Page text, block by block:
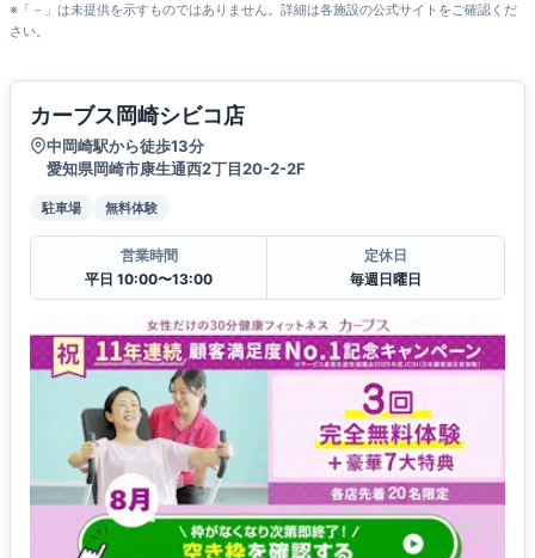
※「－」は未提供を示すものではありません。詳細は各施設の公式サイトをご確認くだ
さい。
カーブス岡崎シビコ店
中岡崎駅から徒歩13分
愛知県岡崎市康生通西2丁目20-2-2F
駐車場 無料体験
営業時間
平日 10:00〜13:00
定休日
毎週日曜日